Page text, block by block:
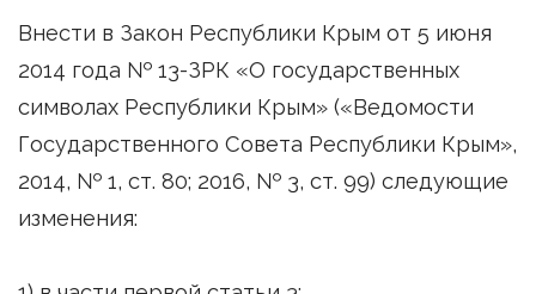
Внести в Закон Республики Крым от 5 июня
2014 года № 13-ЗРК «О государственных
символах Республики Крым» («Ведомости
Государственного Совета Республики Крым»,
2014, № 1, ст. 80; 2016, № 3, ст. 99) следующие
изменения: